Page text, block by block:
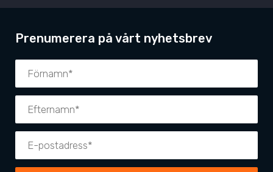
Prenumerera på vårt nyhetsbrev